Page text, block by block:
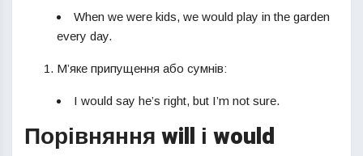
When we were kids, we would play in the garden
every day.
М’яке припущення або сумнів:
I would say he’s right, but I’m not sure.
Порівняння will і would